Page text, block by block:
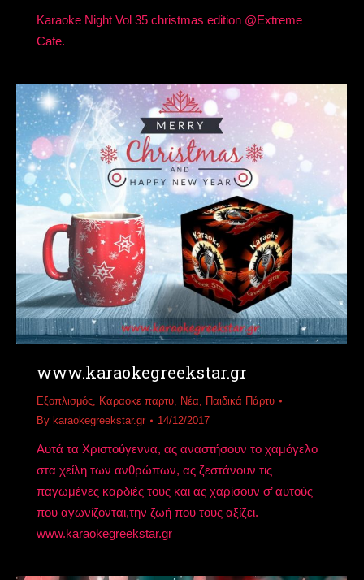
Karaoke Night Vol 35 christmas edition @Extreme
Cafe.
www.karaokegreekstar.gr
Εξοπλισμός Καραοκε παρτυ Νέα
Παιδικά Πάρτυ
By karaokegreekstar.gr 14/12/2017
Αυτά τα Χριστούγεννα, ας αναστήσουν το χαμόγελο
στα χείλη των ανθρώπων, ας ζεστάνουν τις
παγωμένες καρδιές τους και ας χαρίσουν σ’ αυτούς
που αγωνίζονται,την ζωή που τους αξίζει.
www.karaokegreekstar.gr